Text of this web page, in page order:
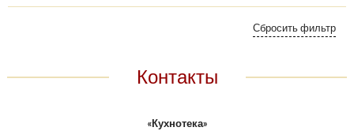
Контакты
«Кухнотека»